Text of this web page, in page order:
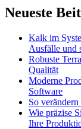
Neueste
Kalk im
Ausfälle und
Robuste
Qualität
Moderne
Software
So
Wie präzise
Ihre